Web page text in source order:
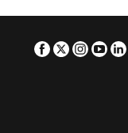
Facebook
Twitter